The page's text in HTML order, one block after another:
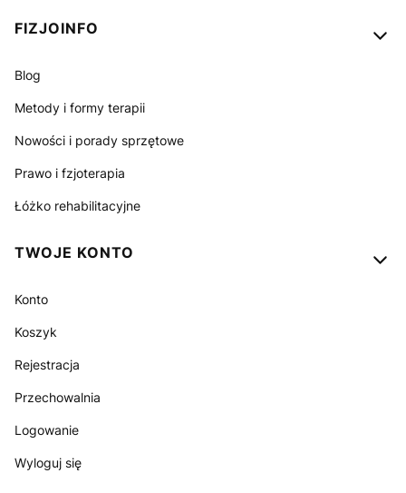
FIZJOINFO
Blog
Metody i formy terapii
Nowości i porady sprzętowe
Prawo i fzjoterapia
Łóżko rehabilitacyjne
TWOJE KONTO
Konto
Koszyk
Rejestracja
Przechowalnia
Logowanie
Wyloguj się